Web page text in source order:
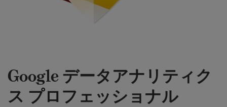
Google データアナリティク
ス プロフェッショナル